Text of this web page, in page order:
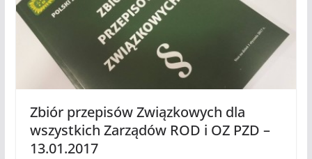
Zbiór przepisów Związkowych dla
wszystkich Zarządów ROD i OZ PZD –
13.01.2017